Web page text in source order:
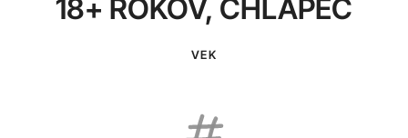
18+ ROKOV, CHLAPEC
VEK